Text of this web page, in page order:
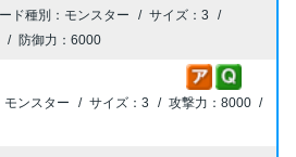
モンスター
3
6000
モンスター 3
8000